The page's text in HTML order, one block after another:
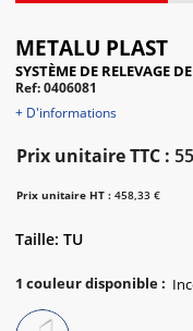
METALU PLAST
SYSTÈME DE RELEVAGE
Ref: 0406081
+ D'informations
Prix unitaire TTC :
Prix unitaire HT : 458,33 €
Taille: TU
1 couleur disponible: